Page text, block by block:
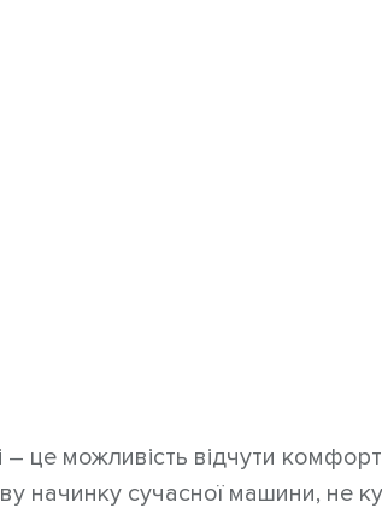
це можливість відчути комфорт,
начинку сучасної машини, не